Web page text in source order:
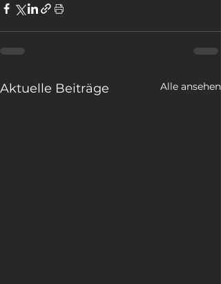
Aktuelle Beiträge Alle ansehen